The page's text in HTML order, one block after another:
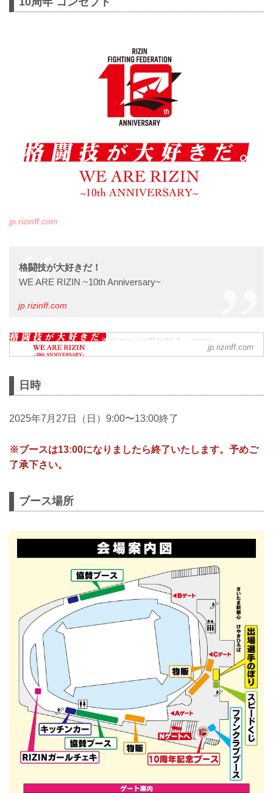
jp.rizinff.com
格闘技が⼤好きだ！
WE ARE RIZIN ~10th Anniversary~
jp.rizinff.com
RIZIN 10周年記念 - RIZIN
FIGHTING FEDERATION オフィシ
共に日本の格闘技界に再び熱狂を創り出
続け、支え続けてくれた熱き魂を持つフ
jp.rizinff.com
日時
2025年7月27日（日）9:00〜13:00終了
※ブースは13:00になりましたら終了いたします。予めご
了承下さい。
ブース場所